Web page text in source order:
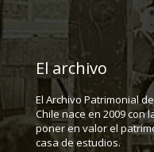
El archivo
El Archivo Patrimonial
Chile nace en 2009 con
poner en valor el
casa de estudios.